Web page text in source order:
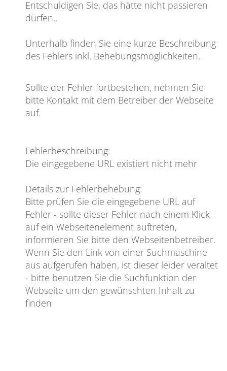
Entschuldigen Sie, das hätte nicht passieren
dürfen..
Unterhalb finden Sie eine kurze Beschreibung
des Fehlers inkl. Behebungsmöglichkeiten.
Sollte der Fehler fortbestehen, nehmen Sie
bitte Kontakt mit dem Betreiber der Webseite
auf.
Fehlerbeschreibung:
Die eingegebene URL existiert nicht mehr
Details zur Fehlerbehebung:
Bitte prüfen Sie die eingegebene URL auf
Fehler - sollte dieser Fehler nach einem Klick
auf ein Webseitenelement auftreten,
informieren Sie bitte den Webseitenbetreiber.
Wenn Sie den Link von einer Suchmaschine
aus aufgerufen haben, ist dieser leider veraltet
- bitte benutzen Sie die Suchfunktion der
Webseite um den gewünschten Inhalt zu
finden